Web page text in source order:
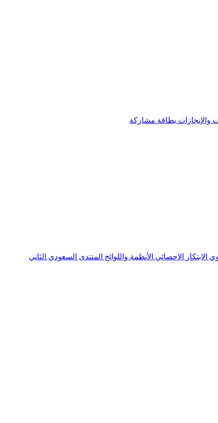
والإنجازات بطاقة مشاركة
الابتكار الإحصائي الأنظمة واللوائح المنتدى السعودي الثاني